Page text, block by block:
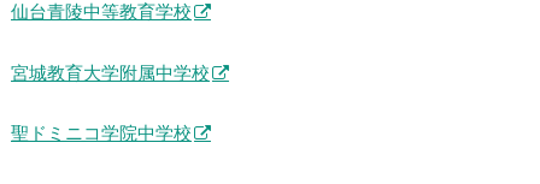
仙台青陵中等教育学校
宮城教育大学附属中学校
聖ドミニコ学院中学校